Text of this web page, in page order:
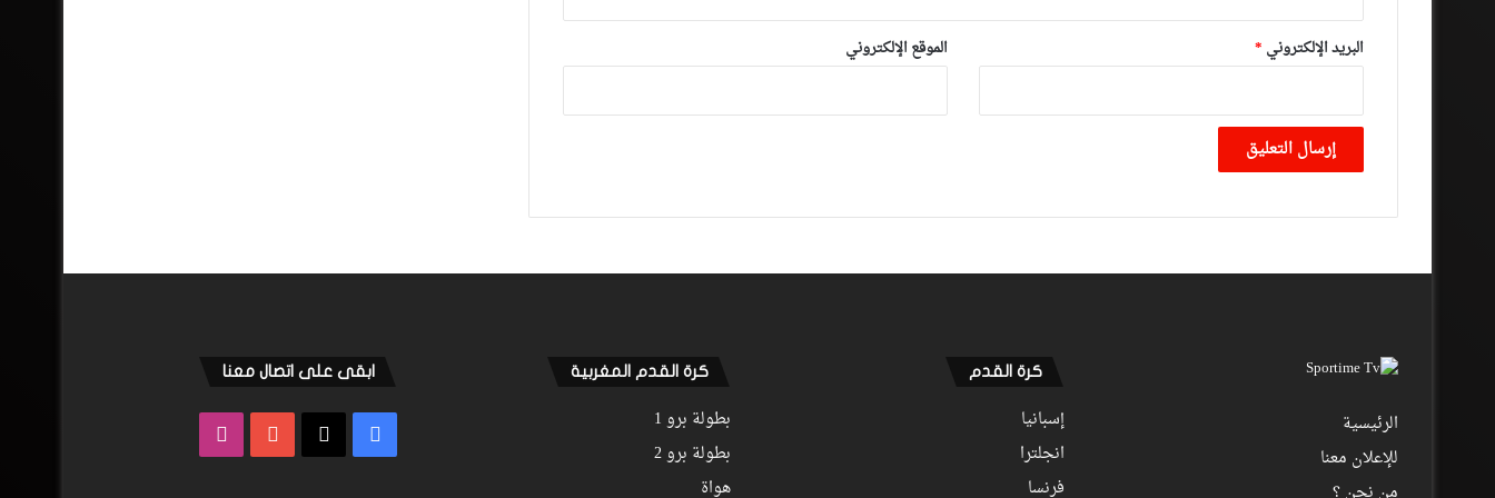
البريد الإلكتروني * الموقع الإلكتروني
الرئيسية
للإعلان معنا
كرة القدم
إسبانيا
انجلترا
فرنسا
كرة القدم المغربية
بطولة برو 1
بطولة برو 2
هواة
ابقى على اتصال معنا
فيسبوك ‫YouTube